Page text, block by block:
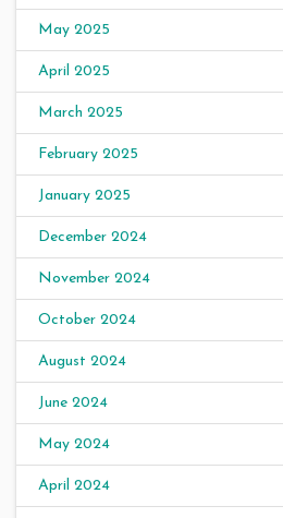
May 2025
April 2025
March 2025
February 2025
January 2025
December 2024
November 2024
October 2024
August 2024
June 2024
May 2024
April 2024